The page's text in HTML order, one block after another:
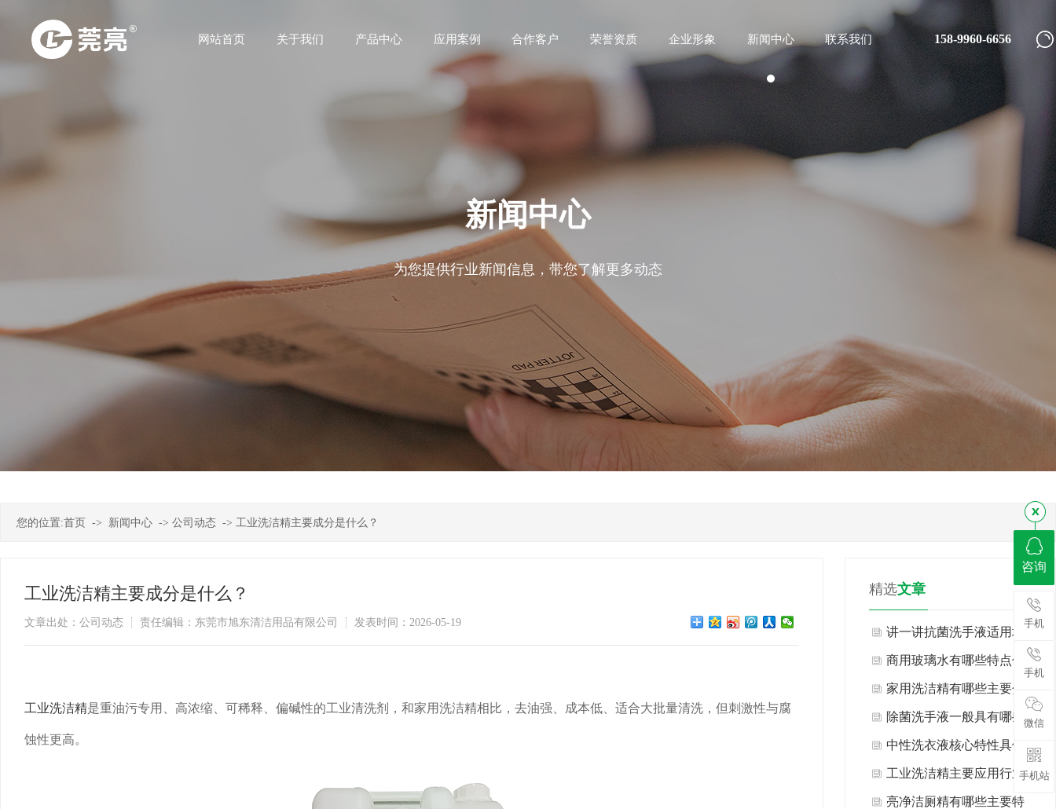
网站首页 关于我们 产品中心 应用案例 合作客户 荣誉资质 企业形象 新闻中心 联系我们 158-9960-6656
新闻中心
为您提供行业新闻信息，带您了解更多动态
您的位置:首页 -> 新闻中心 -> 公司动态 -> 工业洗洁精主要成分是什么？
工业洗洁精主要成分是什么？
文章出处：公司动态 责任编辑：东莞市旭东清洁用品有限公司 发表时间：2026-05-19
工业洗洁精是重油污专用、高浓缩、可稀释、偏碱性的工业清洗剂，和家用洗洁精相比，去油强、成本低、适合大批量清洗，但刺激性与腐
蚀性更高。
精选文章
讲一讲抗菌洗手液适用场景
与不适用场景有哪些？
商用玻璃水有哪些特点优
势？
家用洗洁精有哪些主要分
类？
除菌洗手液一般具有哪些特
点？
中性洗衣液核心特性具体有
哪些表现？
工业洗洁精主要应用行业及
场景有哪些？
亮净洁厕精有哪些主要特
咨询
手机
手机
微信
手机站